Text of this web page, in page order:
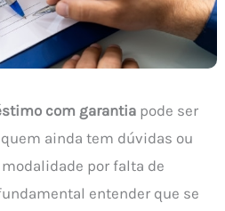
com garantia pode ser
ainda tem dúvidas ou
por falta de
entender que se